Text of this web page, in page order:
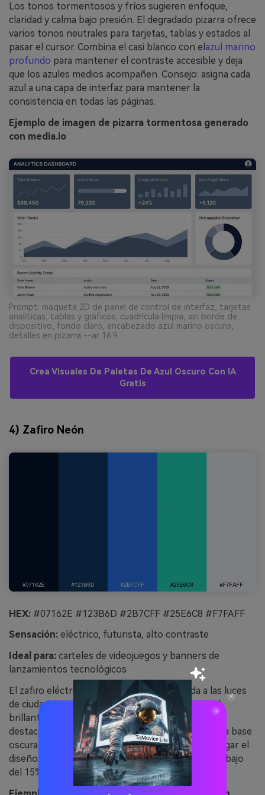
Los tonos tormentosos y fríos sugieren enfoque,
claridad y calma bajo presión. El degradado pizarra ofrece
varios tonos neutrales para tarjetas, tablas y estados al
pasar el cursor. Combina el casi blanco con el azul marino
profundo para mantener el contraste accesible y deja
que los azules medios acompañen. Consejo: asigna cada
azul a una capa de interfaz para mantener la
consistencia en todas las páginas.
Ejemplo de imagen de pizarra tormentosa generado
con media.io
Prompt: maqueta 2D de panel de control de interfaz, tarjetas
analíticas, tablas y gráficos, cuadrícula limpia, sin borde de
dispositivo, fondo claro, encabezado azul marino oscuro,
detalles en pizarra --ar 16:9
Crea Visuales De Paletas De Azul Oscuro Con IA
Gratis
4) Zafiro Neón
HEX: #07162E #123B6D #2B7CFF #25E6C8 #F7FAFF
Sensación: eléctrico, futurista, alto contraste
Ideal para: carteles de videojuegos y banners de
lanzamientos tecnológicos
El zafiro eléctrico con menta neón recuerda a las luces
de ciudad atravesando la medianoche. Usa el azul
brillante para llamadas a la acción y la menta para
destacados, insignias o indicadores de progreso. La base
oscura equilibra mientras el casi blanco evita recargar el
diseño. Consejo: mantén los acentos neón por debajo
del 15% de la composición para evitar fatiga visual.